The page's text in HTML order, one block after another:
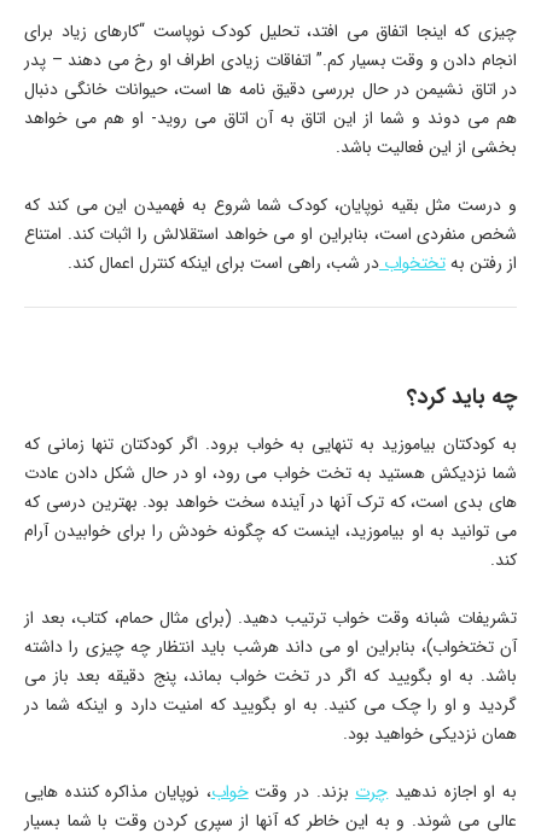
چیزی که اینجا اتفاق می افتد، تحلیل کودک نوپاست “کارهای زیاد برای
انجام دادن و وقت بسیار کم.” اتفاقات زیادی اطراف او رخ می دهند – پدر
در اتاق نشیمن در حال بررسی دقیق نامه ها است، حیوانات خانگی دنبال
هم می دوند و شما از این اتاق به آن اتاق می روید- او هم می خواهد
بخشی از این فعالیت باشد.
و درست مثل بقیه نوپایان، کودک شما شروع به فهمیدن این می کند که
شخص منفردی است، بنابراین او می خواهد استقلالش را اثبات کند. امتناع
از رفتن بهتختخوابدر شب، راهی است برای اینکه کنترل اعمال کند.
چه باید کرد؟
به کودکتان بیاموزید به تنهایی به خواب برود. اگر کودکتان تنها زمانی که
شما نزدیکش هستید به تخت خواب می رود، او در حال شکل دادن عادت
های بدی است، که ترک آنها در آینده سخت خواهد بود. بهترین درسی که
می توانید به او بیاموزید، اینست که چگونه خودش را برای خوابیدن آرام
کند.
تشریفات شبانه وقت خواب ترتیب دهید. (برای مثال حمام، کتاب، بعد از
آن تختخواب)، بنابراین او می داند هرشب باید انتظار چه چیزی را داشته
باشد. به او بگویید که اگر در تخت خواب بماند، پنج دقیقه بعد باز می
گردید و او را چک می کنید. به او بگویید که امنیت دارد و اینکه شما در
همان نزدیکی خواهید بود.
به او اجازه ندهیدچرتبزند. در وقتخواب، نوپایان مذاکره کننده هایی
عالی می شوند. و به این خاطر که آنها از سپری کردن وقت با شما بسیار